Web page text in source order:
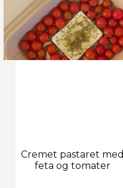
Cremet pastaret med
feta og tomater